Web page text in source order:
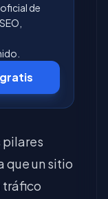
de
pilares
que un sitio
tráfico